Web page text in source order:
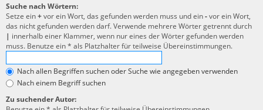
Suche nach Wörtern:
Setze ein+vor ein Wort, das gefunden werden muss und ein-vor ein Wort,
das nicht gefunden werden darf. Verwende mehrere Wörter getrennt durch
| innerhalb einer Klammer, wenn nur eines der Wörter gefunden werden
muss. Benutze ein * als Platzhalter für teilweise Übereinstimmungen.
Nach allen Begriffen suchen oder Suche wie angegeben verwenden
Nach einem Begriff suchen
Zu suchender Autor: